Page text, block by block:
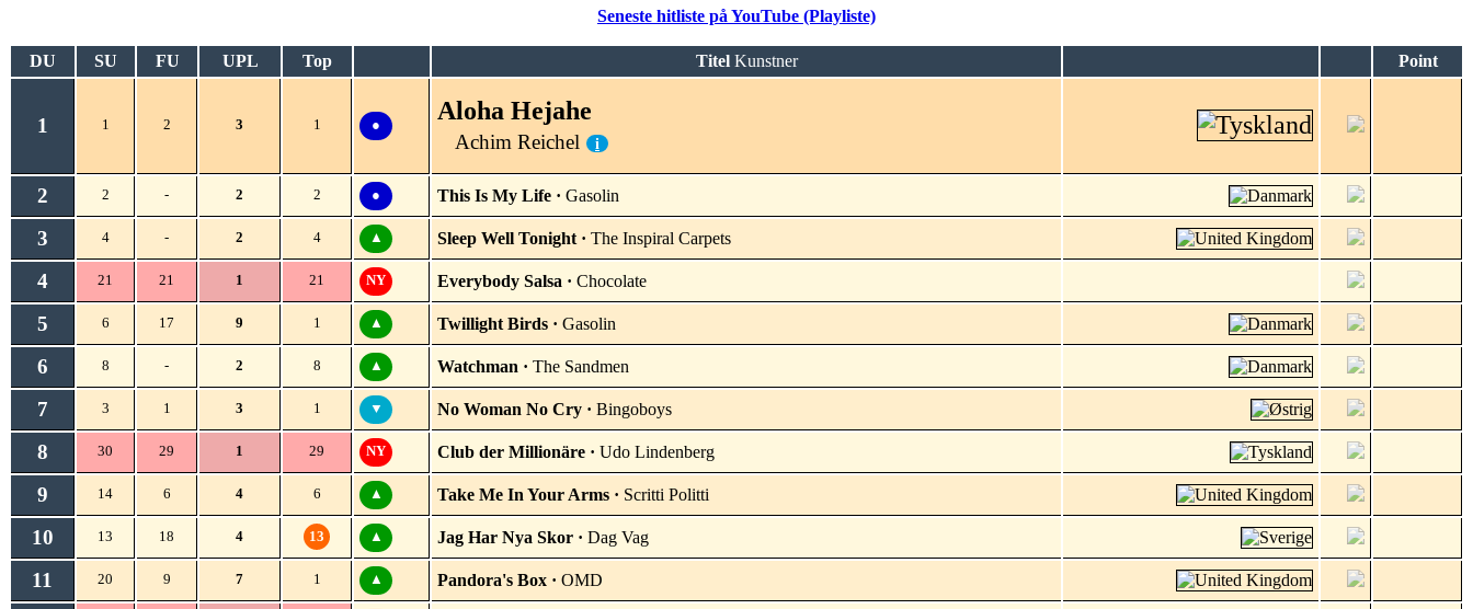
Seneste hitliste på YouTube (Playliste)
DU SU FU UPL Top Titel Kunstner Point
1 1 2 3 1 ● Aloha Hejahe
Achim Reichel i
2 2 - 2 2 ● This Is My Life · Gasolin
3 4 - 2 4 ▲ Sleep Well Tonight · The Inspiral Carpets
4 21 21 1 21 NY Everybody Salsa · Chocolate
5 6 17 9 1 ▲ Twillight Birds · Gasolin
6 8 - 2 8 ▲ Watchman · The Sandmen
7 3 1 3 1 ▼ No Woman No Cry · Bingoboys
8 30 29 1 29 NY Club der Millionäre · Udo Lindenberg
9 14 6 4 6 ▲ Take Me In Your Arms · Scritti Politti
10 13 18 4 13 ▲ Jag Har Nya Skor · Dag Vag
11 20 9 7 1 ▲ Pandora's Box · OMD